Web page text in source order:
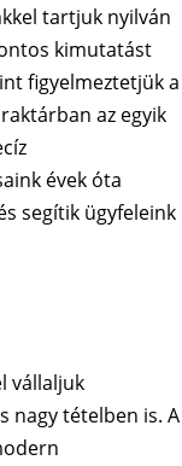
tartjuk nyilván
kimutatást
figyelmeztetjük a
az egyik
évek óta
segítik ügyfeleink
vállaljuk
nagy tételben is. A